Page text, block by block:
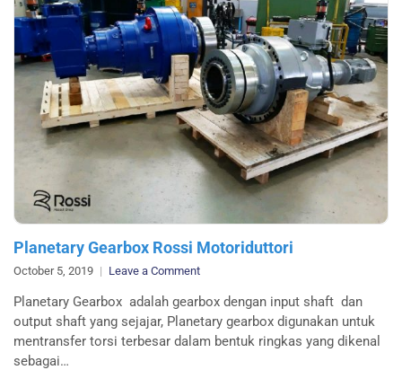
Motor
Marelli
Motori)
Planetary Gearbox Rossi Motoriduttori
October 5, 2019 Leave a Commenton
Gearbox
Rossi
Motoriduttori
Planetary Gearbox adalah gearbox dengan input shaft dan
output shaft yang sejajar, Planetary gearbox digunakan untuk
mentransfer torsi terbesar dalam bentuk ringkas yang dikenal
sebagai…